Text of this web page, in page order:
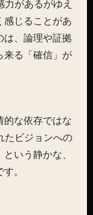
があるがゆえ
感じることがあ
は、論理や証拠
来る「確信」が
的な依存ではな
たビジョンへの
いう静かな、
。